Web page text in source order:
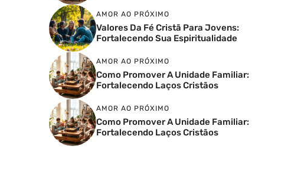
AMOR AO PRÓXIMO
Valores Da Fé Cristã Para Jovens:
Fortalecendo Sua Espiritualidade
AMOR AO PRÓXIMO
Como Promover A Unidade Familiar:
Fortalecendo Laços Cristãos
AMOR AO PRÓXIMO
Como Promover A Unidade Familiar:
Fortalecendo Laços Cristãos